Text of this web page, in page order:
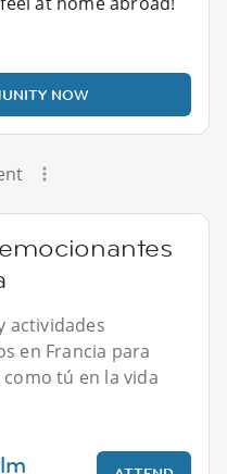
NOW
actividades
en Francia para
tú en la vida